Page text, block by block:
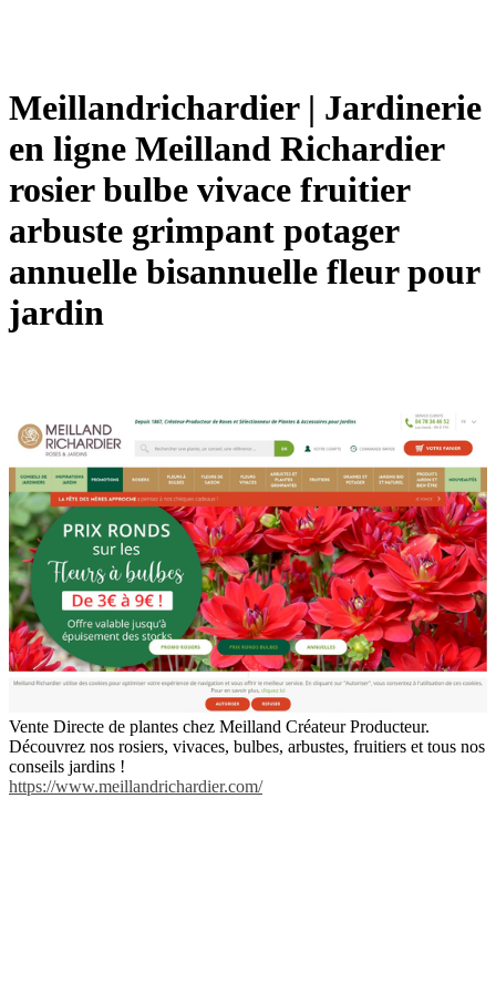
Meil­landri­char­dier | Jardinerie
en ligne Meilland Richardier
rosier bulbe vivace fruitier
arbuste grimpant potager
annuelle bisannuelle fleur pour
jardin
Vente Directe de plantes chez Meilland Créateur Producteur.
Découvrez nos rosiers, vivaces, bulbes, arbustes, fruitiers et tous nos
conseils jardins !
https://www.meillandrichardier.com/